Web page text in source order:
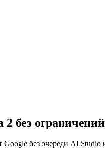
2 без ограничений
без очереди AI Studio